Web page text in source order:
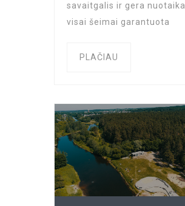
savaitgalis ir gera nuotaika
visai šeimai garantuota
PLAČIAU